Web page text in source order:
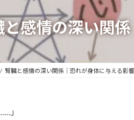
と感情の深い関
腎臓と感情の深い関係｜恐れが身体に与える影
」